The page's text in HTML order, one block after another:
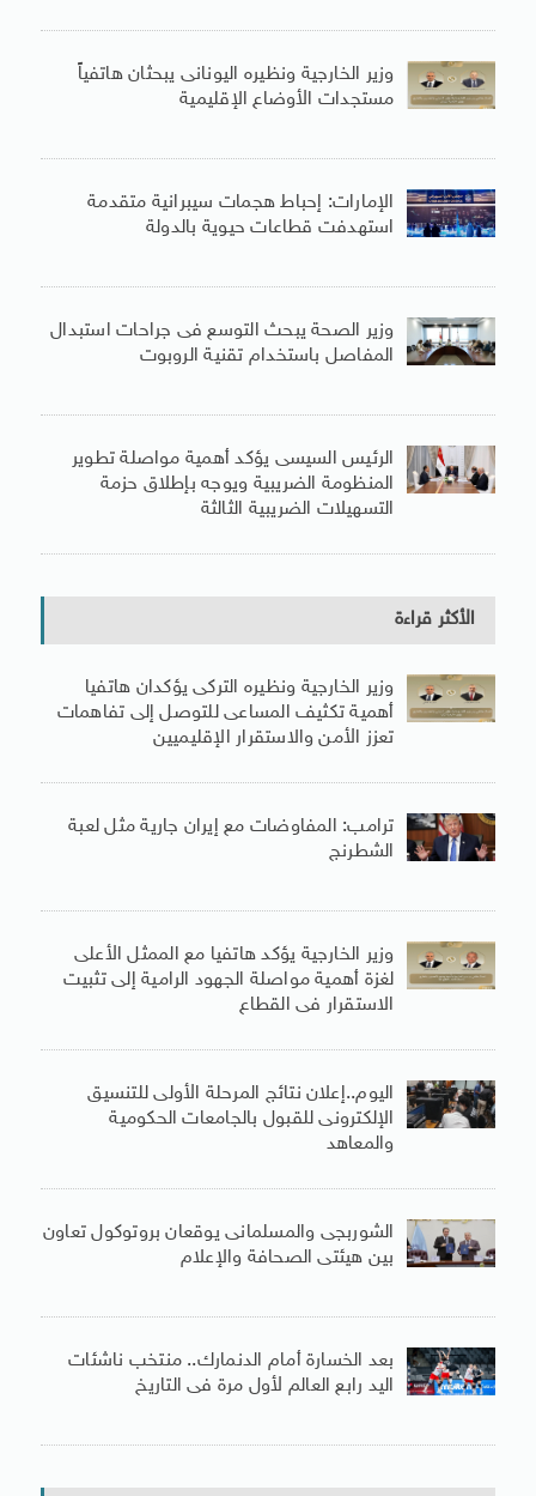
وزير الخارجية ونظيره اليونانى يبحثان هاتفياً
مستجدات الأوضاع الإقليمية
الإمارات: إحباط هجمات سيبرانية متقدمة
استهدفت قطاعات حيوية بالدولة
وزير الصحة يبحث التوسع فى جراحات استبدال
المفاصل باستخدام تقنية الروبوت
الرئيس السيسى يؤكد أهمية مواصلة تطوير
المنظومة الضريبية ويوجه بإطلاق حزمة
التسهيلات الضريبية الثالثة
الأكثر قراءة
وزير الخارجية ونظيره التركى يؤكدان هاتفيا
أهمية تكثيف المساعى للتوصل إلى تفاهمات
تعزز الأمن والاستقرار الإقليميين
ترامب: المفاوضات مع إيران جارية مثل لعبة
الشطرنج
وزير الخارجية يؤكد هاتفيا مع الممثل الأعلى
لغزة أهمية مواصلة الجهود الرامية إلى تثبيت
الاستقرار فى القطاع
اليوم..إعلان نتائج المرحلة الأولى للتنسيق
الإلكترونى للقبول بالجامعات الحكومية
والمعاهد
الشوربجى والمسلمانى يوقعان بروتوكول تعاون
بين هيئتى الصحافة والإعلام
بعد الخسارة أمام الدنمارك.. منتخب ناشئات
اليد رابع العالم لأول مرة فى التاريخ